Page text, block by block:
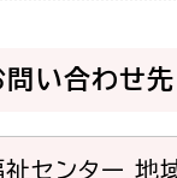
問い合わせ先
センター 地